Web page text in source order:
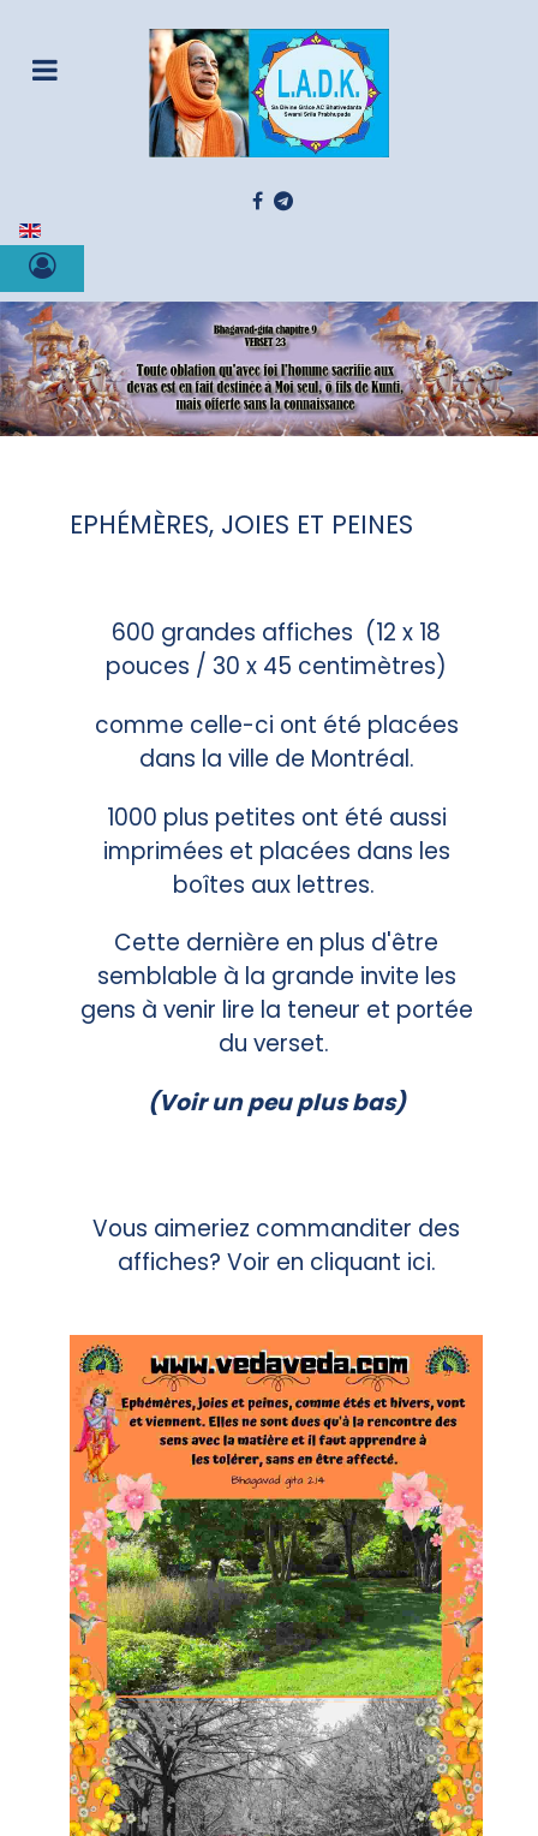
Sélectionnez votre langue
EPHÉMÈRES, JOIES ET PEINES
600 grandes affiches (12 x 18
pouces / 30 x 45 centimètres)
comme celle-ci ont été placées
dans la ville de Montréal.
1000 plus petites ont été aussi
imprimées et placées dans les
boîtes aux lettres.
Cette dernière en plus d'être
semblable à la grande invite les
gens à venir lire la teneur et portée
du verset.
(Voir un peu plus bas)
Vous aimeriez commanditer des
affiches? Voir en cliquant ici.